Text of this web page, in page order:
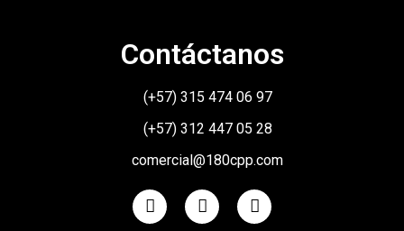
Contáctanos
(+57) 315 474 06 97
(+57) 312 447 05 28
comercial@180cpp.com